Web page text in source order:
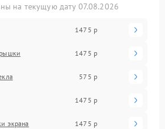
на текущую дату 07.08.2026
1475 р
1475 р
575 р
1475 р
экрана 1475 р